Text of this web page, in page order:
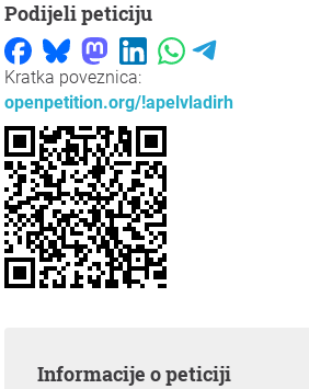
Podijeli peticiju
Kratka poveznica:
openpetition.org/!apelvladirh
Informacije o peticiji